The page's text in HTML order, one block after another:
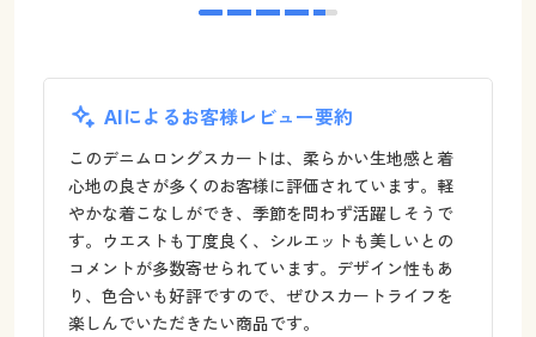
AIによるお客様レビュー要約
このデニムロングスカートは、柔らかい生地感と着
心地の良さが多くのお客様に評価されています。軽
やかな着こなしができ、季節を問わず活躍しそうで
す。ウエストも丁度良く、シルエットも美しいとの
コメントが多数寄せられています。デザイン性もあ
り、色合いも好評ですので、ぜひスカートライフを
楽しんでいただきたい商品です。